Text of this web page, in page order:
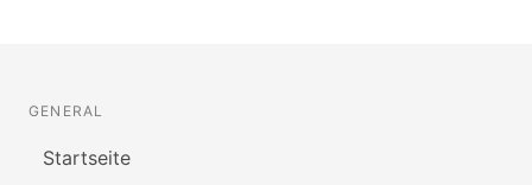
GENERAL
Startseite